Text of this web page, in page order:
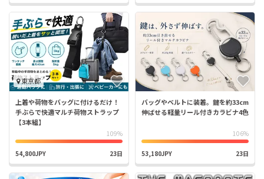
東京都
上着や荷物をバッグに付けるだけ！
手ぶらで快適マルチ荷物ストラップ
【3本組】
109%
54,800JPY 23日
バッグやベルトに装着。鍵を約33cm
伸ばせる軽量リール付きカラビナ4色
106%
53,180JPY 23日